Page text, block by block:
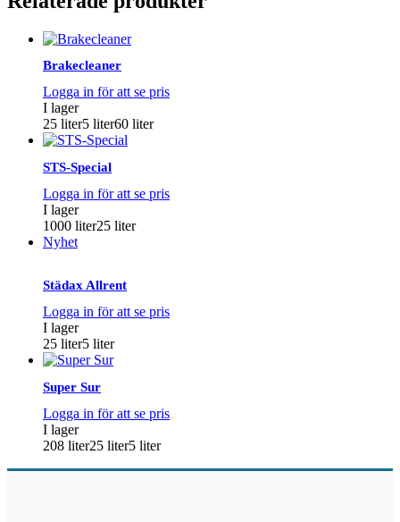
Brakecleaner
Logga in för att se pris
I lager
25 liter5 liter60 liter
STS-Special
Logga in för att se pris
I lager
1000 liter25 liter
Nyhet
Städax Allrent
Logga in för att se pris
I lager
25 liter5 liter
Super Sur
Logga in för att se pris
I lager
208 liter25 liter5 liter